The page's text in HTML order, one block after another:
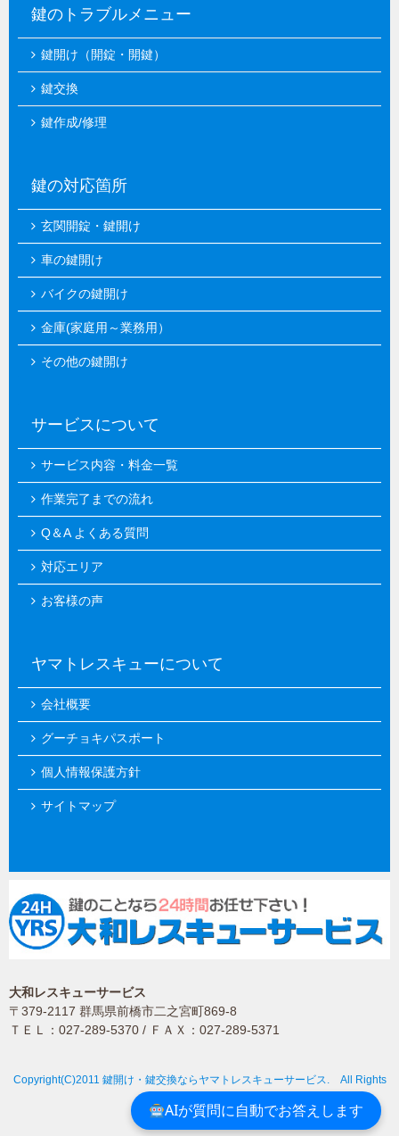
鍵のトラブルメニュー
鍵開け（開錠・開鍵）
鍵交換
鍵作成/修理
鍵の対応箇所
玄関開錠・鍵開け
車の鍵開け
バイクの鍵開け
金庫(家庭用～業務用）
その他の鍵開け
サービスについて
サービス内容・料金一覧
作業完了までの流れ
Q＆A よくある質問
対応エリア
お客様の声
ヤマトレスキューについて
会社概要
グーチョキパスポート
個人情報保護方針
サイトマップ
大和レスキューサービス
〒379-2117 群馬県前橋市二之宮町869-8
ＴＥＬ：027-289-5370 / ＦＡＸ：027-289-5371
Copyright(C)2011 鍵開け・鍵交換ならヤマトレスキューサービス. All Rights
AIが質問に自動でお答えします